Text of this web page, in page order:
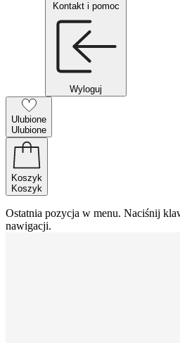
Kontakt i pomoc
Wyloguj
Ulubione
Ulubione
Koszyk
Koszyk
Ostatnia pozycja w menu. Naciśnij
nawigacji.